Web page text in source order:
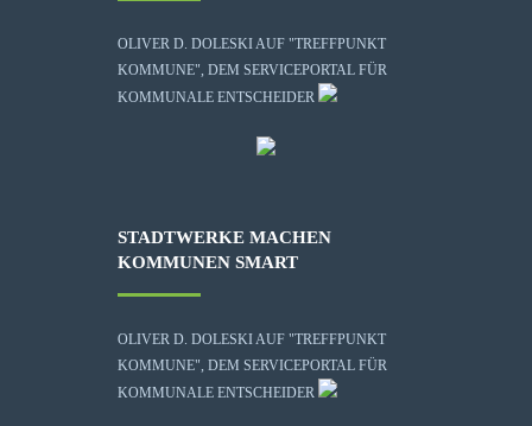
OLIVER D. DOLESKI AUF "TREFFPUNKT
KOMMUNE", DEM SERVICEPORTAL FÜR
KOMMUNALE ENTSCHEIDER
STADTWERKE MACHEN
KOMMUNEN SMART
OLIVER D. DOLESKI AUF "TREFFPUNKT
KOMMUNE", DEM SERVICEPORTAL FÜR
KOMMUNALE ENTSCHEIDER